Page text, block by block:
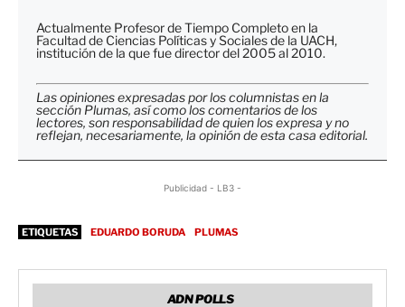
Actualmente Profesor de Tiempo Completo en la
Facultad de Ciencias Políticas y Sociales de la UACH,
institución de la que fue director del 2005 al 2010.
Las opiniones expresadas por los columnistas en la
sección Plumas, así como los comentarios de los
lectores, son responsabilidad de quien los expresa y no
reflejan, necesariamente, la opinión de esta casa editorial.
Publicidad - LB3 -
ETIQUETAS EDUARDO BORUDA PLUMAS
ADN POLLS